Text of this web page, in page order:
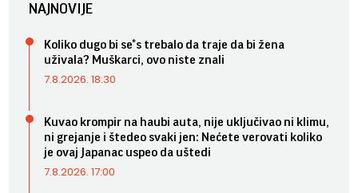
NAJNOVIJE
Koliko dugo bi se*s trebalo da traje da bi žena
uživala? Muškarci, ovo niste znali
7.8.2026. 18:30
Kuvao krompir na haubi auta, nije uključivao ni klimu,
ni grejanje i štedeo svaki jen: Nećete verovati koliko
je ovaj Japanac uspeo da uštedi
7.8.2026. 17:00